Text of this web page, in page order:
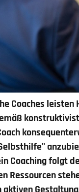
Coaches
Coaching folgt
Ressourcen